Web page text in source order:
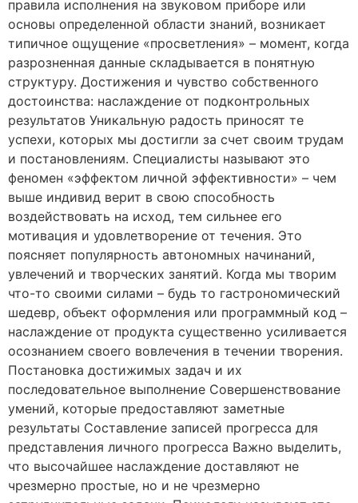
правила исполнения на звуковом приборе или
основы определенной области знаний, возникает
типичное ощущение «просветления» – момент, когда
разрозненная данные складывается в понятную
структуру. Достижения и чувство собственного
достоинства: наслаждение от подконтрольных
результатов Уникальную радость приносят те
успехи, которых мы достигли за счет своим трудам
и постановлениям. Специалисты называют это
феномен «эффектом личной эффективности» – чем
выше индивид верит в свою способность
воздействовать на исход, тем сильнее его
мотивация и удовлетворение от течения. Это
поясняет популярность автономных начинаний,
увлечений и творческих занятий. Когда мы творим
что-то своими силами – будь то гастрономический
шедевр, объект оформления или программный код –
наслаждение от продукта существенно усиливается
осознанием своего вовлечения в течении творения.
Постановка достижимых задач и их
последовательное выполнение Совершенствование
умений, которые предоставляют заметные
результаты Составление записей прогресса для
представления личного прогресса Важно выделить,
что высочайшее наслаждение доставляют не
чрезмерно простые, но и не чрезмерно